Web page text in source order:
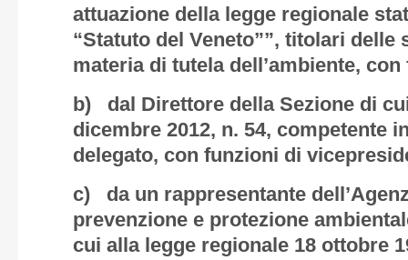
attuazione della legge regionale
“Statuto del Veneto””, titolari
materia di tutela dell’ambiente,
b) dal Direttore della Sezione di
dicembre 2012, n. 54, competente
delegato, con funzioni di
c) da un rappresentante
prevenzione e protezione
cui alla legge regionale 18 ottobre